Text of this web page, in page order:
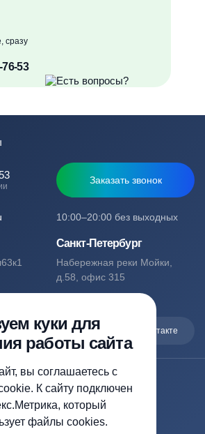
сразу
76-53
Заказать звонок
10:00–20:00 без выходных
Санкт-Петербург
Набережная реки Мойки,
д.58, офис 315
+7 (812) 244-49-61
Telegram Вконтакте
Каширское шоссе, вл63к1
| Все права защищены
куки для
работы сайта
вы соглашаетесь с
К сайту подключен
который
файлы cookies.